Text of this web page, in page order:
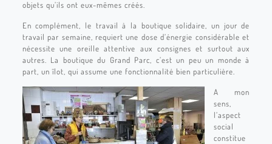
objets qu’ils ont eux-mêmes créés.
En complément, le travail à la boutique solidaire, un jour de
travail par semaine, requiert une dose d’énergie considérable et
nécessite une oreille attentive aux consignes et surtout aux
autres. La boutique du Grand Parc, c’est un peu un monde à
part, un îlot, qui assume une fonctionnalité bien particulière.
A mon
sens,
l’aspect
social
constitue